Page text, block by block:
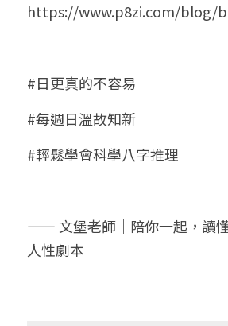
https://www.p8zi.com/blog/
#日更真的不容易
#每週日溫故知新
#輕鬆學會科學八字推理
—— 文堡老師｜陪你一起，讀
人性劇本